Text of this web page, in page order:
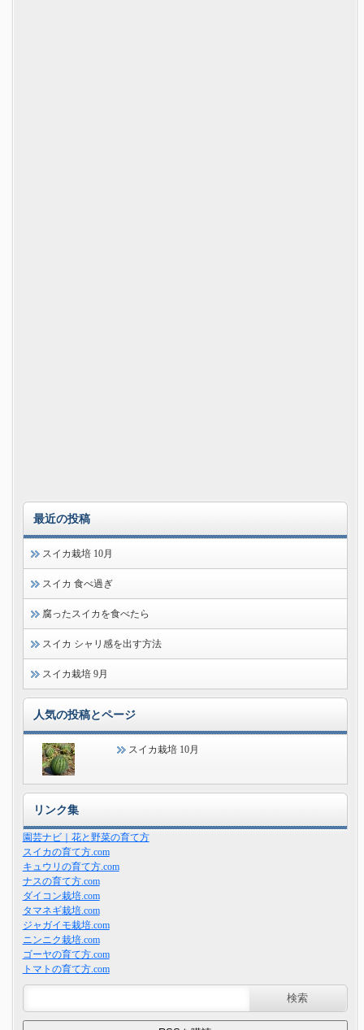
最近の投稿
スイカ栽培 10月
スイカ 食べ過ぎ
腐ったスイカを食べたら
スイカ シャリ感を出す方法
スイカ栽培 9月
人気の投稿とページ
スイカ栽培 10月
リンク集
園芸ナビ｜花と野菜の育て方
スイカの育て方.com
キュウリの育て方.com
ナスの育て方.com
ダイコン栽培.com
タマネギ栽培.com
ジャガイモ栽培.com
ニンニク栽培.com
ゴーヤの育て方.com
トマトの育て方.com